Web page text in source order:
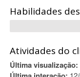
Habilidades
Atividades do
Última visualização: